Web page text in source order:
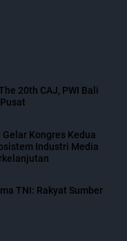
20th CAJ, PWI Bali
Kongres Kedua
Industri Media
TNI: Rakyat Sumber